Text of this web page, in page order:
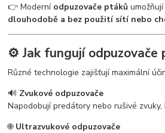
👉 Moderní odpuzovače ptáků
dlouhodobě a bez použití sítí nebo
⚙️ Jak fungují odpuzovače
Různé technologie zajišťují maximální
🔊 Zvukové odpuzovače
Napodobují predátory nebo rušivé
🌐 Ultrazvukové odpuzovače